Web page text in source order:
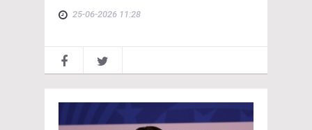
25-06-2026 11:28